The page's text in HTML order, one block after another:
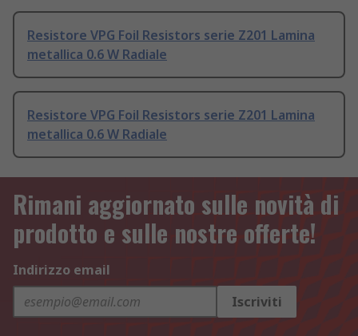
Resistore VPG Foil Resistors serie Z201 Lamina
metallica 0.6 W Radiale
Resistore VPG Foil Resistors serie Z201 Lamina
metallica 0.6 W Radiale
Rimani aggiornato sulle novità di
prodotto e sulle nostre offerte!
Indirizzo email
Iscriviti